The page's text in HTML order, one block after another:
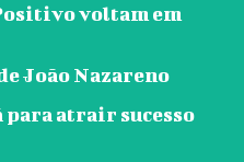
voltam em
João Nazareno
para atrair sucesso